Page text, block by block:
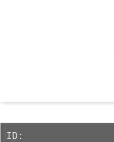
ID: